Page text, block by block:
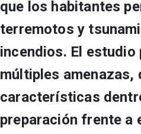
que los habitantes
terremotos y
incendios. El
múltiples amenazas,
características
preparación frente a